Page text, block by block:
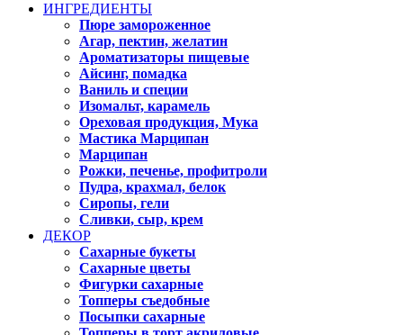
ИНГРЕДИЕНТЫ
Пюре замороженное
Агар, пектин, желатин
Ароматизаторы пищевые
Айсинг, помадка
Ваниль и специи
Изомальт, карамель
Ореховая продукция, Мука
Мастика Марципан
Марципан
Рожки, печенье, профитроли
Пудра, крахмал, белок
Сиропы, гели
Сливки, сыр, крем
ДЕКОР
Сахарные букеты
Сахарные цветы
Фигурки сахарные
Топперы съедобные
Посыпки сахарные